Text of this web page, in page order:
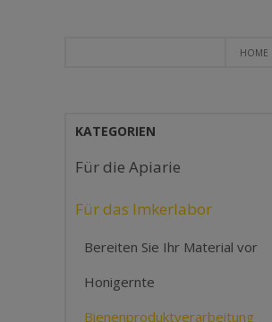
HOME
KATEGORIEN
Für die Apiarie
Für das Imkerlabor
Bereiten Sie Ihr Material vor
Honigernte
Bienenproduktverarbeitung